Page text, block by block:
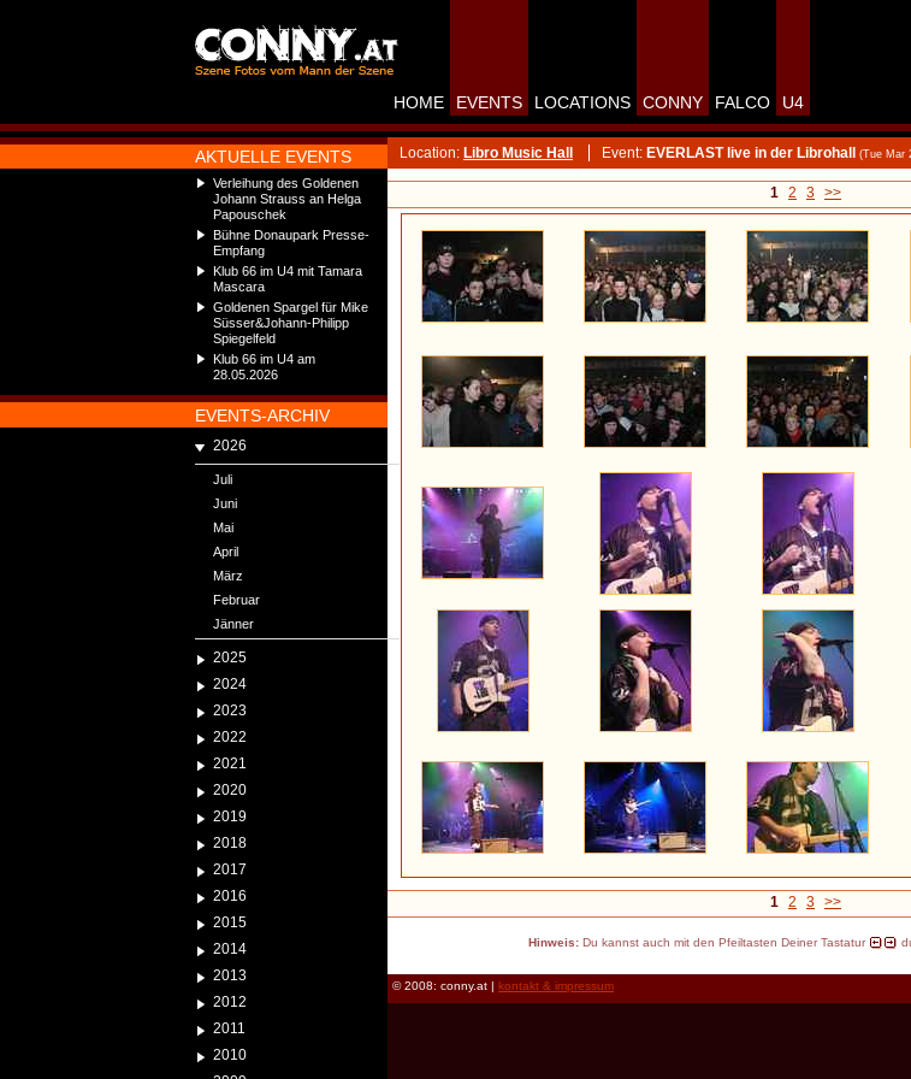
AKTUELLE EVENTS
Verleihung des Goldenen
Johann Strauss an Helga
Papouschek
Bühne Donaupark Presse-
Empfang
Klub 66 im U4 mit Tamara
Mascara
Goldenen Spargel für Mike
Süsser&Johann-Philipp
Spiegelfeld
Klub 66 im U4 am
28.05.2026
EVENTS-ARCHIV
2026
Juli
Juni
Mai
April
März
Februar
Jänner
2025
2024
2023
2022
2021
2020
2019
2018
2017
2016
2015
2014
2013
2012
2011
2010
HOME EVENTS LOCATIONS CONNY FALCO U4
Location: Libro Music Hall Event: EVERLAST live in der Librohall (Tue Mar
1 2 3 >>
1 2 3 >>
Hinweis:Du kannst auch mit den Pfeiltasten Deiner Tastatur
© 2008: conny.at | kontakt & impressum